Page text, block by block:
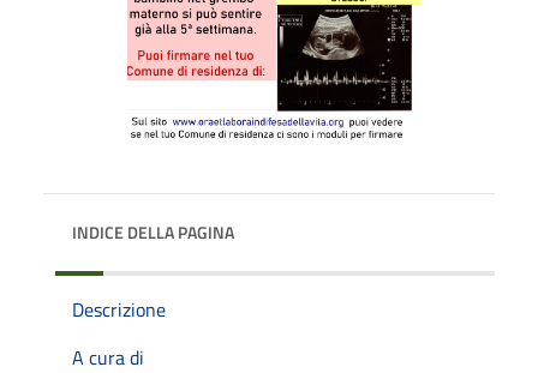
INDICE DELLA PAGINA
Descrizione
A cura di